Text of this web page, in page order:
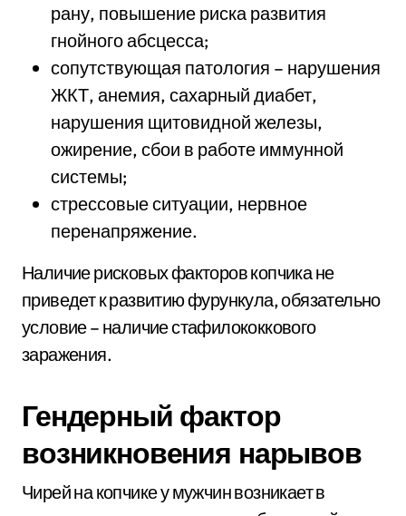
рану, повышение риска развития
гнойного абсцесса;
сопутствующая патология – нарушения
ЖКТ, анемия, сахарный диабет,
нарушения щитовидной железы,
ожирение, сбои в работе иммунной
системы;
стрессовые ситуации, нервное
перенапряжение.
Наличие рисковых факторов копчика не
приведет к развитию фурункула, обязательно
условие – наличие стафилококкового
заражения.
Гендерный фактор
возникновения нарывов
Чирей на копчике у мужчин возникает в